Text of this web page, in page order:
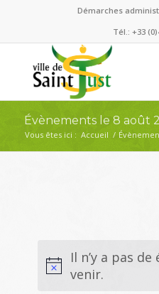
Démarches
Tél.: +33
Évènements le 8 août
Vous êtes ici : Accueil /
Il n’y a pas
venir.